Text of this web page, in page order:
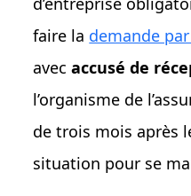
faire la demande
avecaccusé de
l’organisme de
de trois mois après
situation pour se